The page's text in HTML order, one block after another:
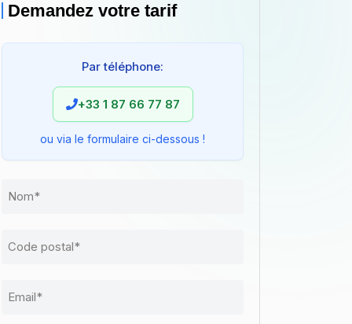
Demandez votre tarif
Par téléphone:
+33 1 87 66 77 87
ou via le formulaire ci-dessous !